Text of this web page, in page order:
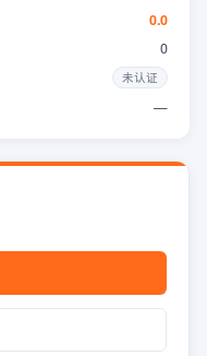
0.0
0
未认证
—